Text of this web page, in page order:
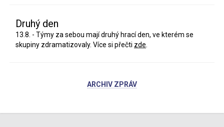
Druhý den
13.8. - Týmy za sebou mají druhý hrací den, ve kterém se
skupiny zdramatizovaly. Více si přečti zde
ARCHIV ZPRÁV